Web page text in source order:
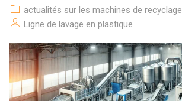
actualités sur les machines de recyclage
Ligne de lavage en plastique